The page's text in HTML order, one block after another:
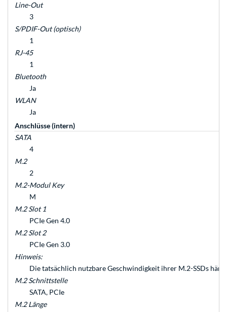
Line-Out
3
S/PDIF-Out (optisch)
1
RJ-45
1
Bluetooth
Ja
WLAN
Ja
Anschlüsse (intern)
SATA
4
M.2
2
M.2-Modul Key
M
M.2 Slot 1
PCIe Gen 4.0
M.2 Slot 2
PCIe Gen 3.0
Hinweis:
Die tatsächlich nutzbare Geschwindigkeit ihrer M.2-SSDs
M.2 Schnittstelle
SATA, PCIe
M.2 Länge